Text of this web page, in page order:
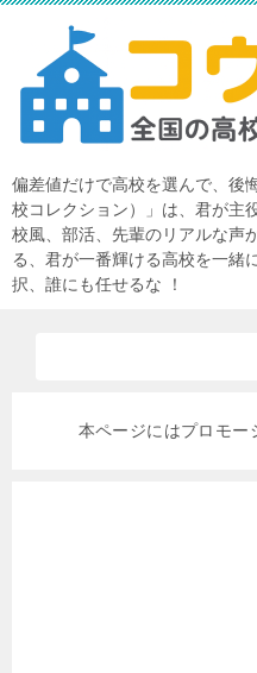
偏差値だけで高校を選んで、後
校コレクション）」は、君が主
校風、部活、先輩のリアルな声
る、君が一番輝ける高校を一緒
択、誰にも任せるな ！
本ページにはプロモー